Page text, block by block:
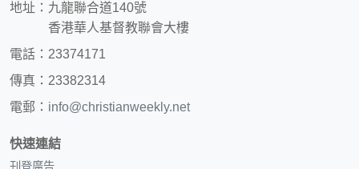
地址：九龍聯合道140號
香港華人基督教聯會大樓
電話：23374171
傳真：23382314
電郵： info@christianweekly.net
快速連結